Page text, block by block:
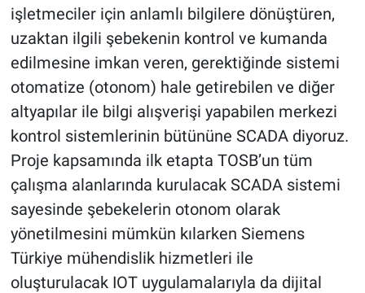
işletmeciler için anlamlı bilgilere dönüştüren,
uzaktan ilgili şebekenin kontrol ve kumanda
edilmesine imkan veren, gerektiğinde sistemi
otomatize (otonom) hale getirebilen ve diğer
altyapılar ile bilgi alışverişi yapabilen merkezi
kontrol sistemlerinin bütününe SCADA diyoruz.
Proje kapsamında ilk etapta TOSB’un tüm
çalışma alanlarında kurulacak SCADA sistemi
sayesinde şebekelerin otonom olarak
yönetilmesini mümkün kılarken Siemens
Türkiye mühendislik hizmetleri ile
oluşturulacak IOT uygulamalarıyla da dijital